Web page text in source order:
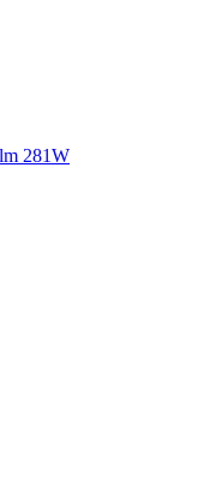
281W